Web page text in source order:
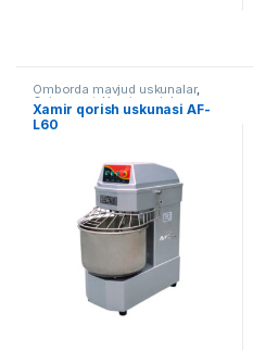
Omborda mavjud uskunalar,
Oziq ovqat ,Xamir qorish
uskunalari
Xamir qorish uskunasi AF-
L60